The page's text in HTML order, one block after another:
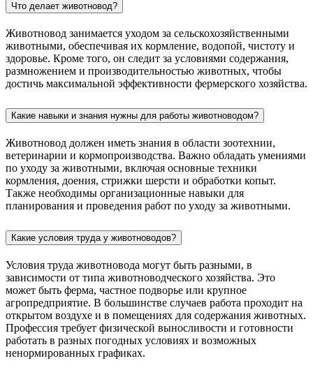
Что делает животновод?
Животновод занимается уходом за сельскохозяйственными
животными, обеспечивая их кормление, водопой, чистоту и
здоровье. Кроме того, он следит за условиями содержания,
размножением и производительностью животных, чтобы
достичь максимальной эффективности фермерского хозяйства.
Какие навыки и знания нужны для работы животноводом?
Животновод должен иметь знания в области зоотехнии,
ветеринарии и кормопроизводства. Важно обладать умениями
по уходу за животными, включая основные техники
кормления, доения, стрижки шерсти и обработки копыт.
Также необходимы организационные навыки для
планирования и проведения работ по уходу за животными.
Какие условия труда у животноводов?
Условия труда животновода могут быть разными, в
зависимости от типа животноводческого хозяйства. Это
может быть ферма, частное подворье или крупное
агропредприятие. В большинстве случаев работа проходит на
открытом воздухе и в помещениях для содержания животных.
Профессия требует физической выносливости и готовности
работать в разных погодных условиях и возможных
ненормированных графиках.